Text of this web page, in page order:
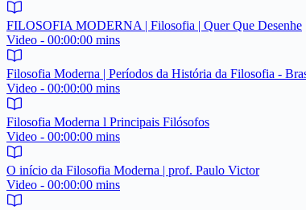
FILOSOFIA MODERNA | Filosofia | Quer Que Desenhe
Video - 00:00:00 mins
Filosofia Moderna | Períodos da História da Filosofia -
Video - 00:00:00 mins
Filosofia Moderna l Principais Filósofos
Video - 00:00:00 mins
O início da Filosofia Moderna | prof. Paulo Victor
Video - 00:00:00 mins